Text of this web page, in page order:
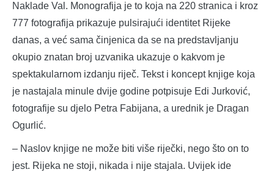
Naklade Val. Monografija je to koja na 220 stranica i kroz
777 fotografija prikazuje pulsirajući identitet Rijeke
danas, a već sama činjenica da se na predstavljanju
okupio znatan broj uzvanika ukazuje o kakvom je
spektakularnom izdanju riječ. Tekst i koncept knjige koja
je nastajala minule dvije godine potpisuje Edi Jurković,
fotografije su djelo Petra Fabijana, a urednik je Dragan
Ogurlić.
– Naslov knjige ne može biti više riječki, nego što on to
jest. Rijeka ne stoji, nikada i nije stajala. Uvijek ide